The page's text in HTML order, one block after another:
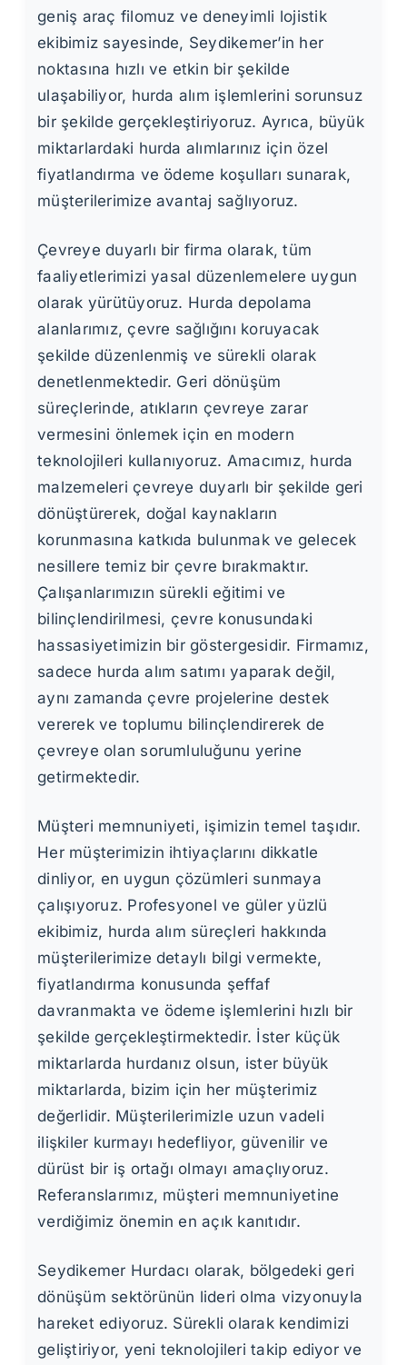
geniş araç filomuz ve deneyimli lojistik
ekibimiz sayesinde, Seydikemer’in her
noktasına hızlı ve etkin bir şekilde
ulaşabiliyor, hurda alım işlemlerini sorunsuz
bir şekilde gerçekleştiriyoruz. Ayrıca, büyük
miktarlardaki hurda alımlarınız için özel
fiyatlandırma ve ödeme koşulları sunarak,
müşterilerimize avantaj sağlıyoruz.
Çevreye duyarlı bir firma olarak, tüm
faaliyetlerimizi yasal düzenlemelere uygun
olarak yürütüyoruz. Hurda depolama
alanlarımız, çevre sağlığını koruyacak
şekilde düzenlenmiş ve sürekli olarak
denetlenmektedir. Geri dönüşüm
süreçlerinde, atıkların çevreye zarar
vermesini önlemek için en modern
teknolojileri kullanıyoruz. Amacımız, hurda
malzemeleri çevreye duyarlı bir şekilde geri
dönüştürerek, doğal kaynakların
korunmasına katkıda bulunmak ve gelecek
nesillere temiz bir çevre bırakmaktır.
Çalışanlarımızın sürekli eğitimi ve
bilinçlendirilmesi, çevre konusundaki
hassasiyetimizin bir göstergesidir. Firmamız,
sadece hurda alım satımı yaparak değil,
aynı zamanda çevre projelerine destek
vererek ve toplumu bilinçlendirerek de
çevreye olan sorumluluğunu yerine
getirmektedir.
Müşteri memnuniyeti, işimizin temel taşıdır.
Her müşterimizin ihtiyaçlarını dikkatle
dinliyor, en uygun çözümleri sunmaya
çalışıyoruz. Profesyonel ve güler yüzlü
ekibimiz, hurda alım süreçleri hakkında
müşterilerimize detaylı bilgi vermekte,
fiyatlandırma konusunda şeffaf
davranmakta ve ödeme işlemlerini hızlı bir
şekilde gerçekleştirmektedir. İster küçük
miktarlarda hurdanız olsun, ister büyük
miktarlarda, bizim için her müşterimiz
değerlidir. Müşterilerimizle uzun vadeli
ilişkiler kurmayı hedefliyor, güvenilir ve
dürüst bir iş ortağı olmayı amaçlıyoruz.
Referanslarımız, müşteri memnuniyetine
verdiğimiz önemin en açık kanıtıdır.
Seydikemer Hurdacı olarak, bölgedeki geri
dönüşüm sektörünün lideri olma vizyonuyla
hareket ediyoruz. Sürekli olarak kendimizi
geliştiriyor, yeni teknolojileri takip ediyor ve